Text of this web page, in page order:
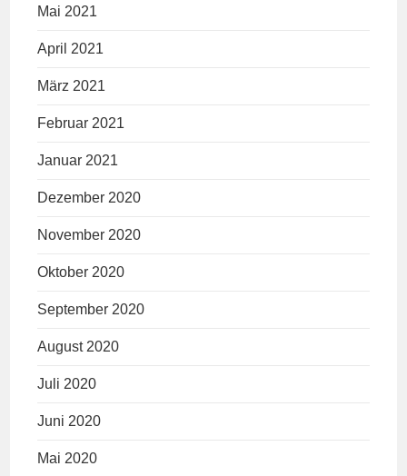
Mai 2021
April 2021
März 2021
Februar 2021
Januar 2021
Dezember 2020
November 2020
Oktober 2020
September 2020
August 2020
Juli 2020
Juni 2020
Mai 2020